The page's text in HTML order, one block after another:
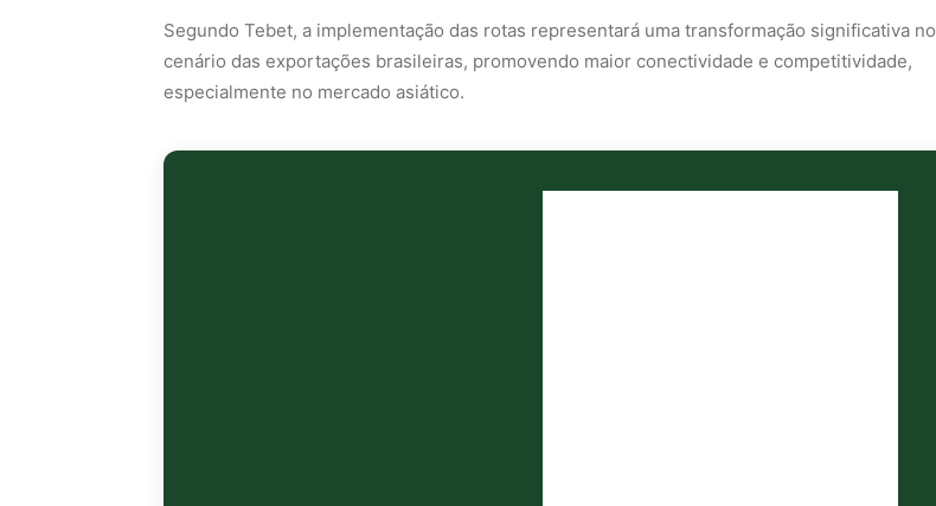
Segundo Tebet, a implementação das rotas representará uma transformação significativa no
cenário das exportações brasileiras, promovendo maior conectividade e competitividade,
especialmente no mercado asiático.